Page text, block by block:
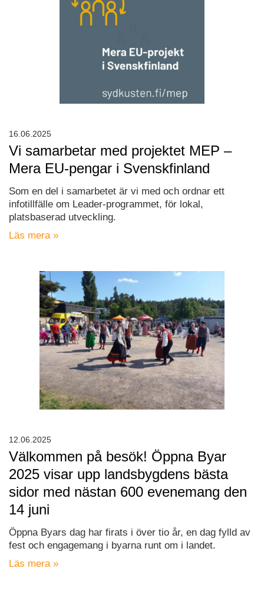
Vi samarbetar med projektet MEP –
Mera EU-pengar i Svenskfinland
Som en del i samarbetet är vi med och ordnar ett
infotillfälle om Leader-programmet, för lokal,
platsbaserad utveckling.
Läs mera »
16.06.2025
Välkommen på besök! Öppna Byar
2025 visar upp landsbygdens bästa
sidor med nästan 600 evenemang den
14 juni
Öppna Byars dag har firats i över tio år, en dag fylld av
fest och engagemang i byarna runt om i landet.
Läs mera »
12.06.2025